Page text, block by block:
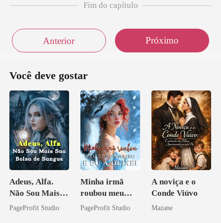
Fim do capítulo
Anterior Próximo
Você deve gostar
Adeus, Alfa.
Não Sou Mais
Sua Bolsa de
PageProfit Studio
Minha irmã
roubou meu
companheiro e
PageProfit Studio
A noviça e o
Conde Viúvo
Mazane